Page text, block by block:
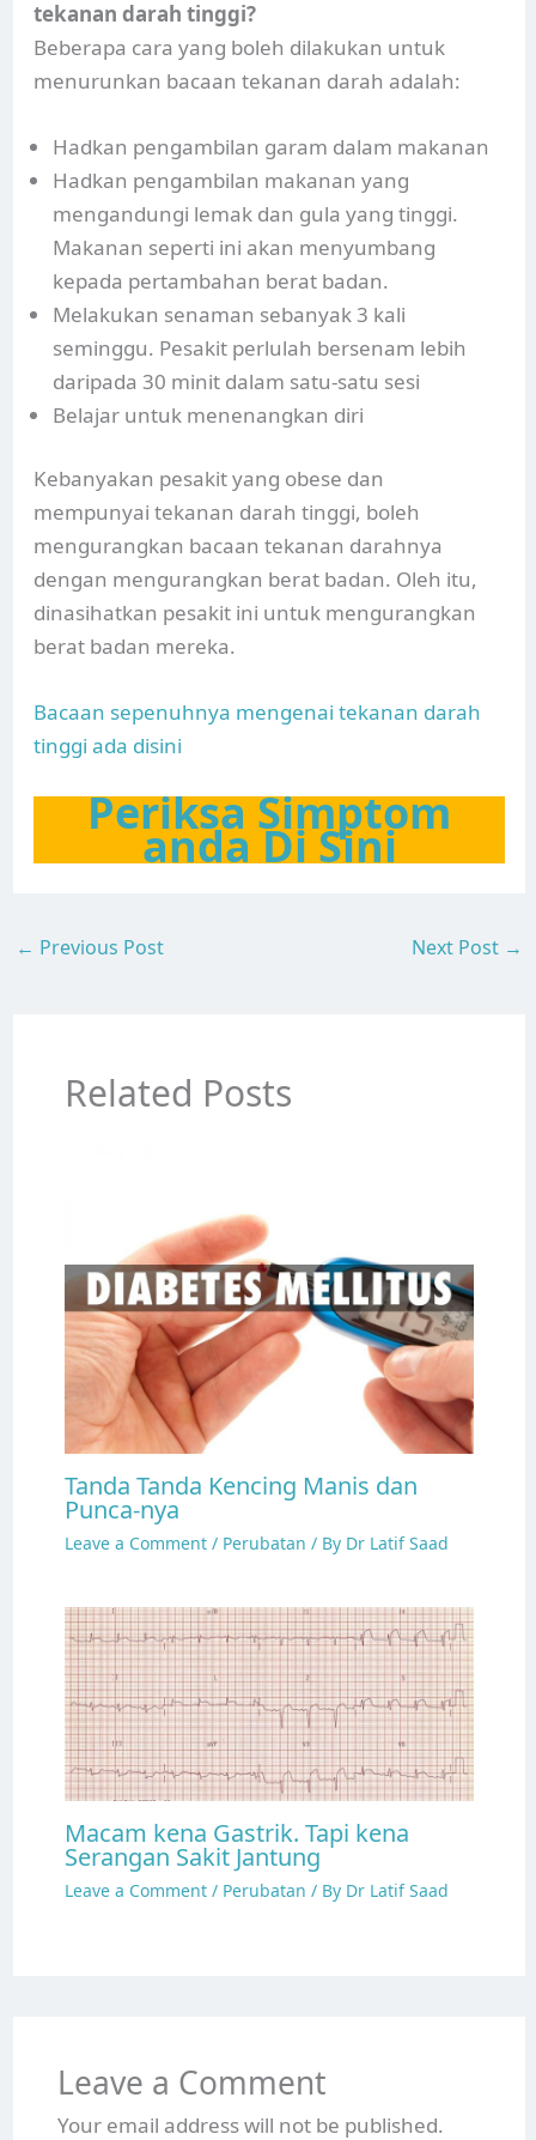
tekanan darah tinggi?
Beberapa cara yang boleh dilakukan untuk
menurunkan bacaan tekanan darah adalah:
Hadkan pengambilan garam dalam makanan
Hadkan pengambilan makanan yang
mengandungi lemak dan gula yang tinggi.
Makanan seperti ini akan menyumbang
kepada pertambahan berat badan.
Melakukan senaman sebanyak 3 kali
seminggu. Pesakit perlulah bersenam lebih
daripada 30 minit dalam satu-satu sesi
Belajar untuk menenangkan diri
Kebanyakan pesakit yang obese dan
mempunyai tekanan darah tinggi, boleh
mengurangkan bacaan tekanan darahnya
dengan mengurangkan berat badan. Oleh itu,
dinasihatkan pesakit ini untuk mengurangkan
berat badan mereka.
Bacaan sepenuhnya mengenai tekanan darah
tinggi ada disini
Periksa Simptom
anda Di Sini
← Previous Post Next Post →
Related Posts
Tanda Tanda Kencing Manis dan
Punca-nya
Leave a Comment / Perubatan / By Dr Latif Saad
Macam kena Gastrik. Tapi kena
Serangan Sakit Jantung
Leave a Comment / Perubatan / By Dr Latif Saad
Leave a Comment
Your email address will not be published.